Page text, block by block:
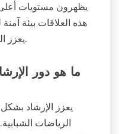
يظهرون مستويات
هذه العلاقات بيئة
يعزز النمو الشخصي والرفاهية العاطفية.
ما هو دور
يعزز الإرشاد
الرياضات